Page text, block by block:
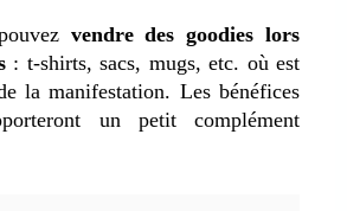
vendre des goodies lors
: t-shirts, sacs, mugs, etc. où est
la manifestation. Les bénéfices
un petit complément